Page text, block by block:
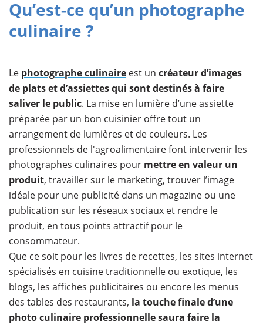
Qu’est-ce qu’un photographe
culinaire ?
Le photographe culinaire est un créateur d’images
de plats et d’assiettes qui sont destinés à faire
saliver le public. La mise en lumière d’une assiette
préparée par un bon cuisinier offre tout un
arrangement de lumières et de couleurs. Les
professionnels de l'agroalimentaire font intervenir les
photographes culinaires pour mettre en valeur un
produit, travailler sur le marketing, trouver l’image
idéale pour une publicité dans un magazine ou une
publication sur les réseaux sociaux et rendre le
produit, en tous points attractif pour le
consommateur.
Que ce soit pour les livres de recettes, les sites internet
spécialisés en cuisine traditionnelle ou exotique, les
blogs, les affiches publicitaires ou encore les menus
des tables des restaurants, la touche finale d’une
photo culinaire professionnelle saura faire la